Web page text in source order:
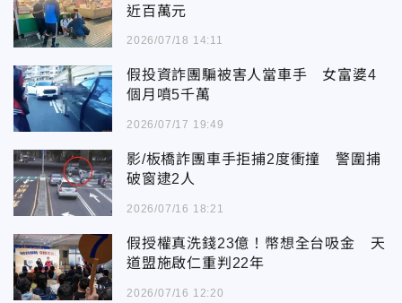
近百萬元
2026/07/18 14:11
假投資詐團騙被害人當車手 女富婆4
個月噴5千萬
2026/07/17 19:49
影/板橋詐團車手拒捕2度衝撞 警圍捕
破窗逮2人
2026/07/16 18:21
假授權真洗錢23億！幣想全台吸金 天
道盟施啟仁重判22年
2026/07/16 12:20